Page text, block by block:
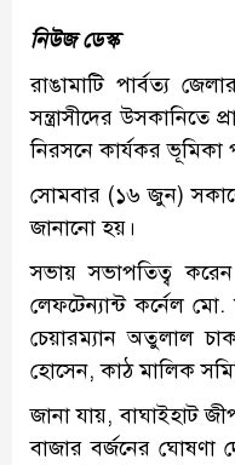
নিউজ ডেস্ক
রাঙামাটি পার্বত্য
সন্ত্রাসীদের উসকানিতে
নিরসনে কার্যকর ভূমিকা
সোমবার (১৬ জুন) সকালে
জানানো হয়।
সভায় সভাপতিত্ব
লেফটেন্যান্ট কর্নেল
চেয়ারম্যান অতুলাল
হোসেন, কাঠ মালিক
জানা যায়, বাঘাইহাট
বাজার বর্জনের ঘোষণা